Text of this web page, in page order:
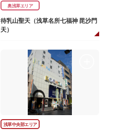
奥浅草エリア
待乳山聖天（浅草名所七福神 毘沙門
天）
浅草中央部エリア